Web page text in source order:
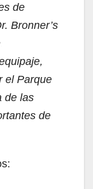
de
Bronner’s
el Parque
de las
de